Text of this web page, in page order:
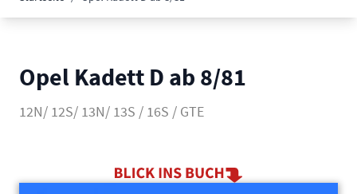
Opel Kadett D ab 8/81
12N/ 12S/ 13N/ 13S / 16S / GTE